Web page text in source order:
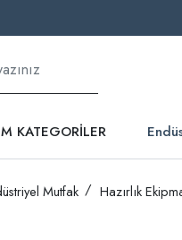
KATEGORİLER
Mutfak Hazırlık